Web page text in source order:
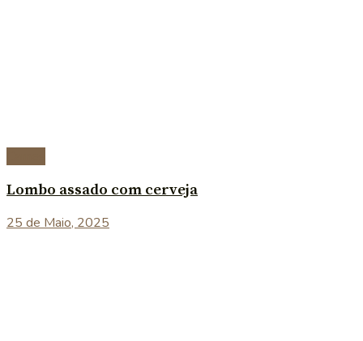
Lombo assado com cerveja
25 de Maio, 2025